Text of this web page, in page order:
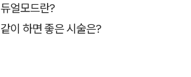
듀얼모드란?
같이 하면 좋은 시술은?